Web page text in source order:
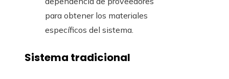
para obtener los materiales
específicos del sistema.
Sistema tradicional